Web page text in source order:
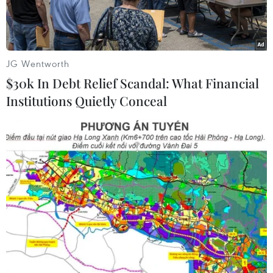
Những du khách đầu tiên từ Thâm Quyến (Trung Quốc) đến Đà
Nẵng được chào đón và tặng quà lưu niệm. (Ảnh:
PV/Vietnam+)
Tối 2/10, tại Sân bay Quốc tế Đà Nẵng, chuyến
bay mang số hiệu CZ8155 của Hãng hàng không
JG Wentworth
$30k In Debt Relief Scandal: What Financial
Institutions Quietly Conceal